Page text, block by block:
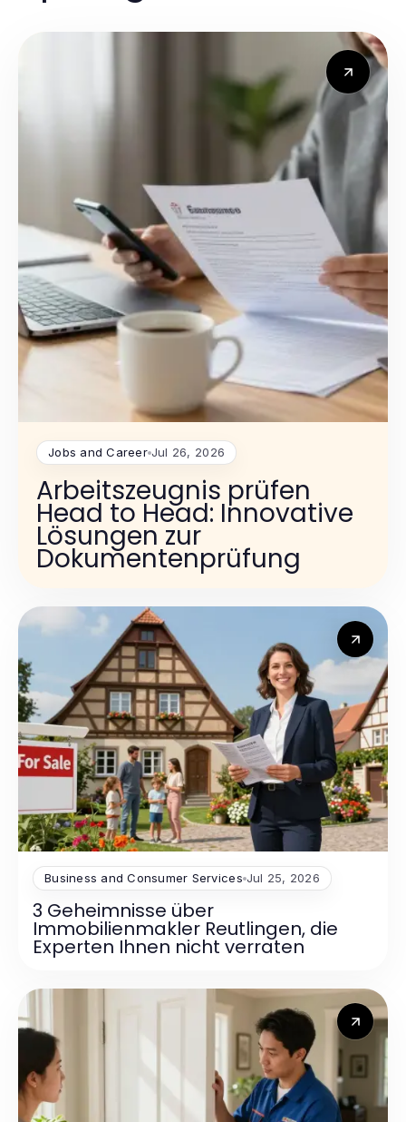
Jobs and Career Jul 26, 2026
Arbeitszeugnis prüfen
Head to Head: Innovative
Lösungen zur
Dokumentenprüfung
Business and Consumer Services Jul 25, 2026
3 Geheimnisse über
Immobilienmakler Reutlingen, die
Experten Ihnen nicht verraten